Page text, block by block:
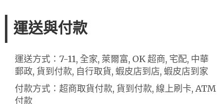
運送與付款
運送方式：7-11, 全家, 萊爾富, OK 超商, 宅配, 中華
郵政, 貨到付款, 自行取貨, 蝦皮店到店, 蝦皮店到家
付款方式：超商取貨付款, 貨到付款, 線上刷卡, ATM
付款